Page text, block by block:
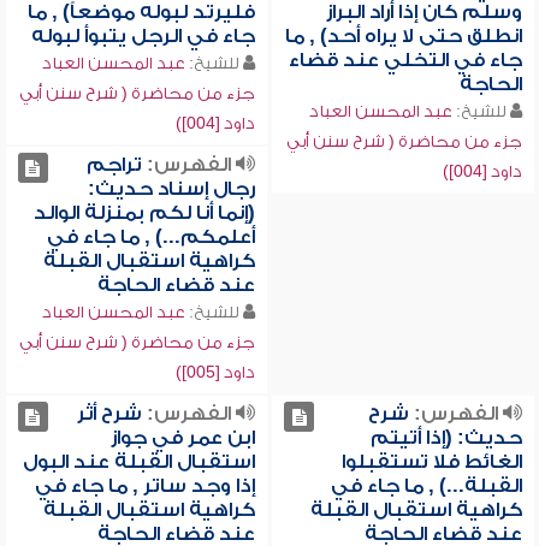
وسلم كان إذا أراد البراز
انطلق حتى لا يراه أحد) , ما
جاء في التخلي عند قضاء
الحاجة
للشيخ: عبد المحسن العباد
جزء من محاضرة ( شرح سنن أبي
داود [004])
فليرتد لبوله موضعاً) , ما
جاء في الرجل يتبوأ لبوله
للشيخ: عبد المحسن العباد
جزء من محاضرة ( شرح سنن أبي
داود [004])
الفهرس: تراجم
رجال إسناد حديث:
(إنما أنا لكم بمنزلة الوالد
أعلمكم...) , ما جاء في
كراهية استقبال القبلة
عند قضاء الحاجة
للشيخ: عبد المحسن العباد
جزء من محاضرة ( شرح سنن أبي
داود [005])
الفهرس: شرح
حديث: (إذا أتيتم
الغائط فلا تستقبلوا
القبلة...) , ما جاء في
كراهية استقبال القبلة
عند قضاء الحاجة
الفهرس: شرح أثر
ابن عمر في جواز
استقبال القبلة عند البول
إذا وجد ساتر , ما جاء في
كراهية استقبال القبلة
عند قضاء الحاجة